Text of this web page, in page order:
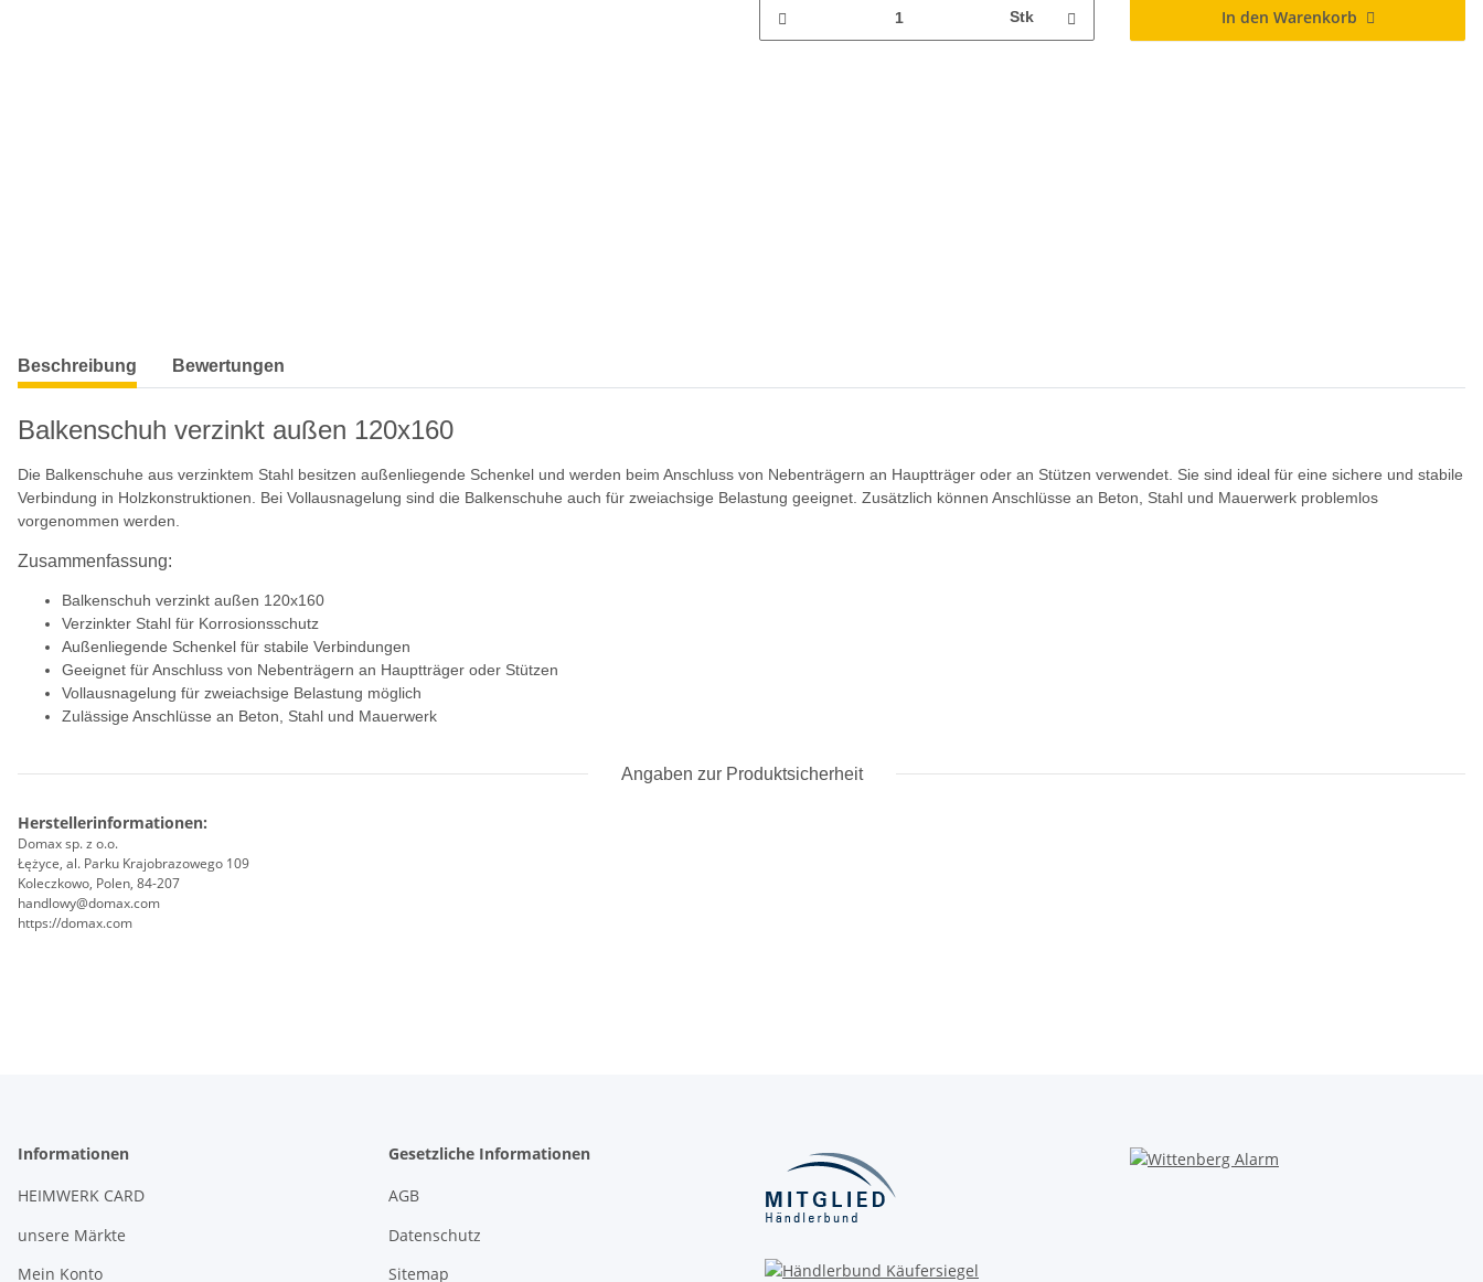
Stk In den Warenkorb
weitere Registerkarten anzeigen
Beschreibung Bewertungen
Balkenschuh verzinkt außen 120x160
Die Balkenschuhe aus verzinktem Stahl besitzen außenliegende Schenkel und werden beim Anschluss von Nebenträgern an Hauptträger oder an Stützen verwendet. Sie sind ideal für eine sichere und stabile
Verbindung in Holzkonstruktionen. Bei Vollausnagelung sind die Balkenschuhe auch für zweiachsige Belastung geeignet. Zusätzlich können Anschlüsse an Beton, Stahl und Mauerwerk problemlos
vorgenommen werden.
Zusammenfassung:
Balkenschuh verzinkt außen 120x160
Verzinkter Stahl für Korrosionsschutz
Außenliegende Schenkel für stabile Verbindungen
Geeignet für Anschluss von Nebenträgern an Hauptträger oder Stützen
Vollausnagelung für zweiachsige Belastung möglich
Zulässige Anschlüsse an Beton, Stahl und Mauerwerk
Angaben zur Produktsicherheit
Herstellerinformationen:
Domax sp. z o.o.
Łężyce, al. Parku Krajobrazowego 109
Koleczkowo, Polen, 84-207
handlowy@domax.com
https://domax.com
Informationen
HEIMWERK CARD
unsere Märkte
Mein Konto
Gesetzliche Informationen
AGB
Datenschutz
Sitemap